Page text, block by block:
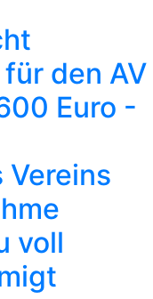
den AV
Euro -
voll